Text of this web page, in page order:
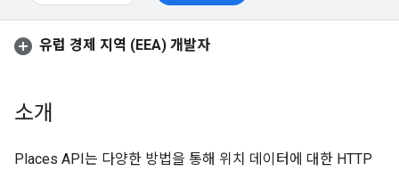
유럽 경제 지역 (EEA) 개발자
소개
Places API는 다양한 방법을 통해 위치 데이터에 대한 HTTP